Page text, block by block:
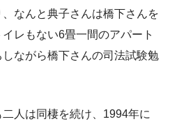
なんと典子さんは橋下さんを
レもない6畳一間のアパート
ながら橋下さんの司法試験勉
人は同棲を続け、1994年に